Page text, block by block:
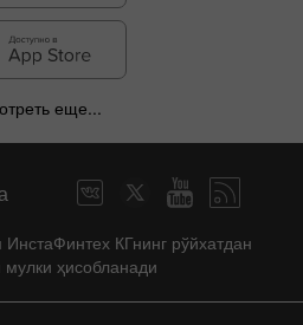
еще...
ИнстаФинтех КГнинг рўйхатдан
мулки ҳисобланади